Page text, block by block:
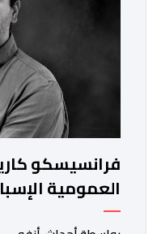
فرانسيسكو
العمومية
معادية للمغرب